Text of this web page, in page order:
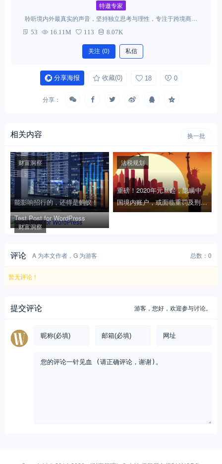
特邀专家
聆听境内外最真实的声音，坚持独立思考与理性，专注于跨境商法
税领域的研究，为读者提供真正有价值的业内观点。 联系微信：ui-
53 16.11M 113 8.07K
关注 (0) 私信
分享海报 收藏(0) 18 0
分享：
相关内容 换一批
能影响招行的，还得是蚂蚁！
财富洞察
重磅！2020年元旦起，隐瞒中
国境内账户，或面临重罚及刑
牢！
法税规划
Test Post for WordPress
财富洞察
评论 A 为本文作者，G 为游客 总数：0
暂无评论！
提交评论 游客，您好，欢迎参与讨论。